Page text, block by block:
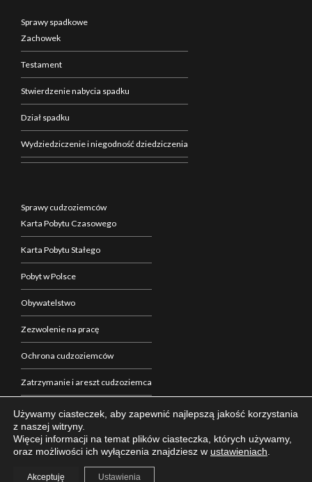
Sprawy spadkowe
Zachowek
Testament
Stwierdzenie nabycia spadku
Dział spadku
Wydziedziczenie i niegodność dziedziczenia
Sprawy cudzoziemców
Karta Pobytu Czasowego
Karta Pobytu Stałego
Pobyt w Polsce
Obywatelstwo
Zezwolenie na pracę
Ochrona cudzoziemców
Zatrzymanie i areszt cudzoziemca
Zakup nieruchomości w Polsce
Formalności w Polsce
Używamy ciasteczek, aby zapewnić najlepszą jakość korzystania
z naszej witryny.
Więcej informacji na temat plików ciasteczka, których używamy,
oraz możliwości ich wyłączenia znajdziesz w ustawieniach
Akceptuję Ustawienia